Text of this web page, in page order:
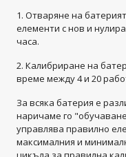
Отваряне на
елементи с нов и
часа.
Калибриране на
време между 4 и 20
За всяка батерия е
наричаме го
управлява правилно
максималния и